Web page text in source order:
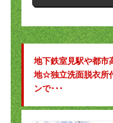
地下鉄室見駅や都市
地☆独立洗面脱衣所
ンで･･･